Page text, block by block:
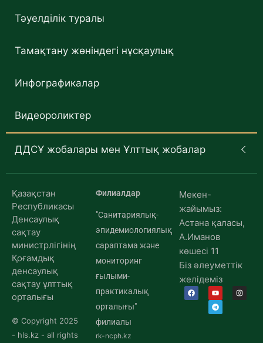
Тәуелділік туралы
Тамақтану жөніндегі нұсқаулық
Инфографикалар
Видеороликтер
ДДСҰ жобалары мен Ұлттық жобалар
Қазақстан
Республикасы
Денсаулық
сақтау
министрлігінің
Қоғамдық
денсаулық
сақтау ұлттық
орталығы
© Copyright 2025
- hls.kz - all rights
Филиалдар
"Санитариялық-
эпидемиологиялық
сараптама және
мониторинг
ғылыми-
практикалық
орталығы"
филиалы
rk-ncph.kz
Мекен-
жайымыз:
Астана қаласы,
А.Иманов
көшесі 11
Біз әлеуметтік
желідеміз